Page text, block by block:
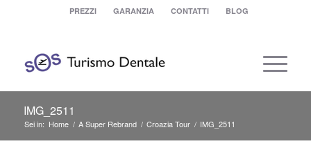
PREZZI GARANZIA CONTATTI BLOG
IMG_2511
Sei in: Home / A Super Rebrand / Croazia Tour / IMG_2511